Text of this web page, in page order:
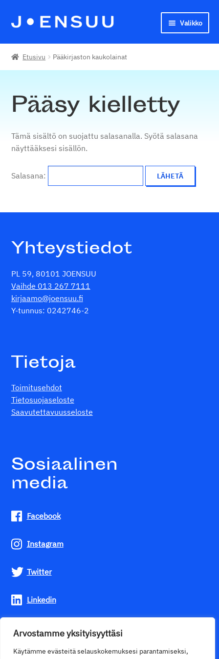
Arvostamme yksityisyyttäsi
Käytämme evästeitä selauskokemuksesi parantamiseksi,
Siirry
Siirry
Valikko
Joensuun seudun kansalaisopisto
Etusivu Pääkirjaston kaukolainat
Pääsy kielletty
Tämä sisältö on suojattu salasanalla. Syötä salasana
näyttääksesi sisällön.
Salasana:
Yhteystiedot
PL 59, 80101 JOENSUU
Vaihde 013 267 7111
kirjaamo@joensuu.fi
Y-tunnus: 0242746-2
Tietoja
Toimitusehdot
Tietosuojaseloste
Saavutettavuusseloste
Sosiaalinen
media
Facebook
Instagram
Twitter
Linkedin